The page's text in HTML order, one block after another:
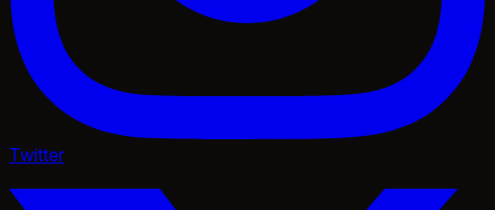
Twitter